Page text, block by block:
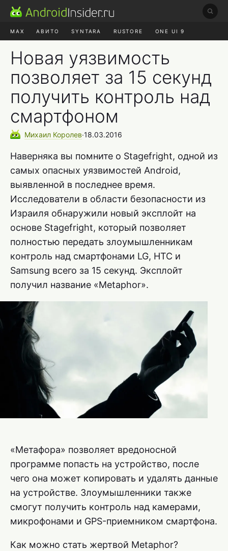
MAX АВИТО SYNTARA RUSTORE ONE UI 9
Новая уязвимость
позволяет за 15 секунд
получить контроль над
смартфоном
Михаил Королев∙18.03.2016
Наверняка вы помните о Stagefright, одной из
самых опасных уязвимостей Android,
выявленной в последнее время.
Исследователи в области безопасности из
Израиля обнаружили новый эксплойт на
основе Stagefright, который позволяет
полностью передать злоумышленникам
контроль над смартфонами LG, HTC и
Samsung всего за 15 секунд. Эксплойт
получил название «Metaphor».
«Метафора» позволяет вредоносной
программе попасть на устройство, после
чего она может копировать и удалять данные
на устройстве. Злоумышленники также
смогут получить контроль над камерами,
микрофонами и GPS-приемником смартфона.
Как можно стать жертвой Metaphor?